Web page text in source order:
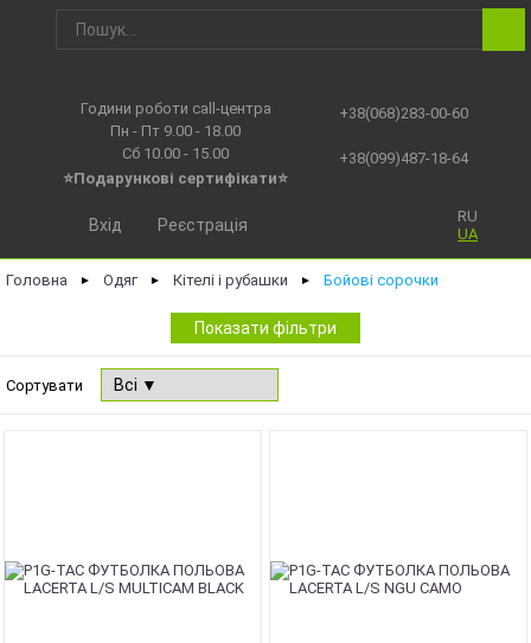
Години роботи call-центра
Пн - Пт 9.00 - 18.00
Сб 10.00 - 15.00
⭐Подарункові сертифікати⭐
+38(068)283-00-60
+38(099)487-18-64
RU
UA
Вхід Реєстрація
Головна ► Одяг ► Кітелі і рубашки ► Бойові сорочки
Показати фільтри
Сортувати